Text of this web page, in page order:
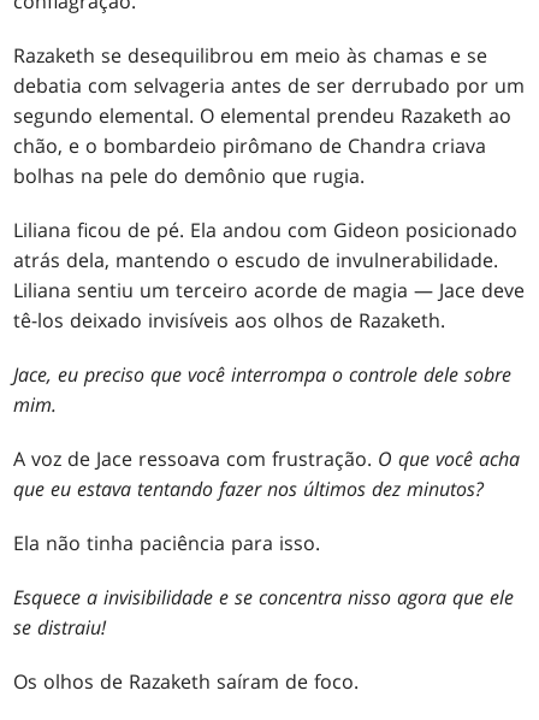
Razaketh se desequilibrou em meio às chamas e se
debatia com selvageria antes de ser derrubado por um
segundo elemental. O elemental prendeu Razaketh ao
chão, e o bombardeio pirômano de Chandra criava
bolhas na pele do demônio que rugia.
Liliana ficou de pé. Ela andou com Gideon posicionado
atrás dela, mantendo o escudo de invulnerabilidade.
Liliana sentiu um terceiro acorde de magia — Jace deve
tê-los deixado invisíveis aos olhos de Razaketh.
Jace, eu preciso que você interrompa o controle dele sobre
mim.
A voz de Jace ressoava com frustração. O que você acha
que eu estava tentando fazer nos últimos dez minutos?
Ela não tinha paciência para isso.
Esquece a invisibilidade e se concentra nisso agora que ele
se distraiu!
Os olhos de Razaketh saíram de foco.